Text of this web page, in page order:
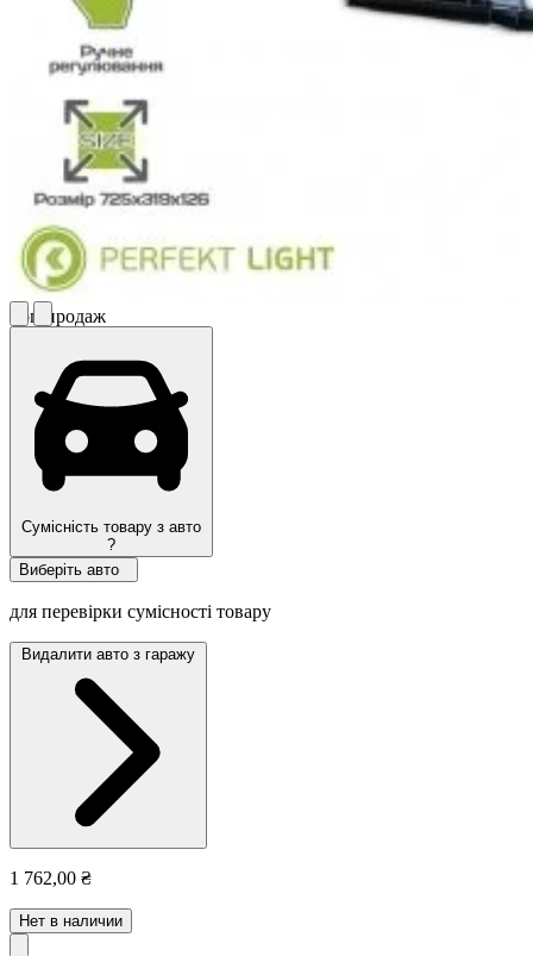
Топ продаж
Сумісність товару з авто
?
Виберіть авто
для перевірки сумісності товару
Видалити авто з гаражу
1 762,00 ₴
Нет в наличии